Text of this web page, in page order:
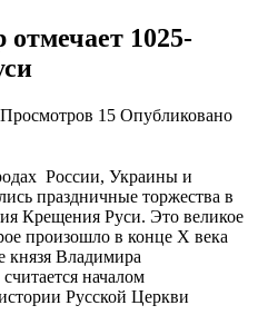
1025-
Просмотров 15 Опубликовано
России, Украины и
праздничные торжества в
Крещения Руси. Это великое
произошло в конце X века
князя Владимира
началом
Русской Церкви